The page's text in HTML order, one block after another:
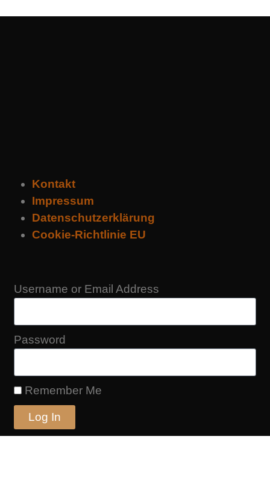
Kontakt
Impressum
Datenschutzerklärung
Cookie-Richtlinie EU
Username or Email Address
Password
Remember Me
Log In